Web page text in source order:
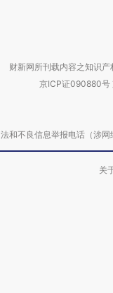
财新网所刊载内容之知识
京ICP证090880号
和不良信息举报电话（涉
关